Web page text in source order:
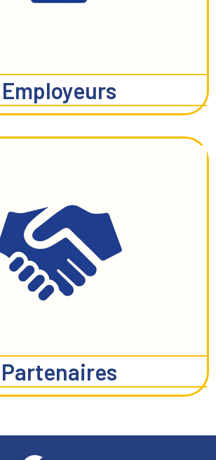
Employeurs
Partenaires